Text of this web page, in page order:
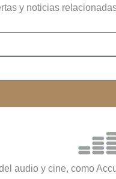
y noticias
audio y cine, como